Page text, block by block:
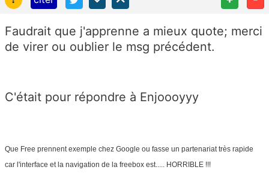
Faudrait que j'apprenne a mieux quote; merci
de virer ou oublier le msg précédent.
C'était pour répondre à Enjoooyyy
Que Free prennent exemple chez Google ou fasse un partenariat très rapide
car l'interface et la navigation de la freebox est..... HORRIBLE !!!